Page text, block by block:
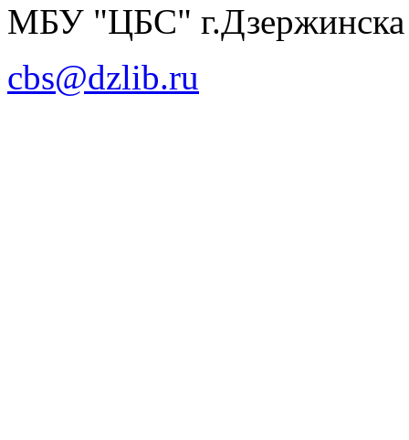
МБУ "ЦБС" г.Дзержинска
cbs@dzlib.ru